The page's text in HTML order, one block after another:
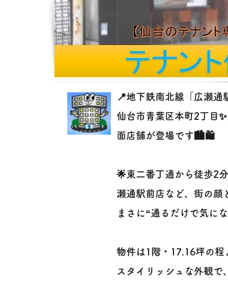
📍地下鉄南北線「広瀬通
仙台市青葉区本町2丁目
面店舗が登場です🏙️🛍️
🌟東二番丁通から徒歩2
瀬通駅前店など、街の顔
まさに“通るだけで気に
物件は1階・17.16坪の程
スタイリッシュな外観で